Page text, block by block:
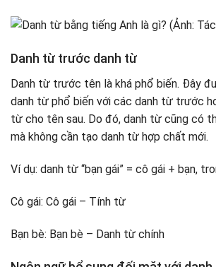
Danh từ trước danh từ
Danh từ trước tên là khá phổ biến. Đây
danh từ phổ biến với các danh từ trước
từ cho tên sau. Do đó, danh từ cũng có
mà không cần tạo danh từ hợp chất mới.
Ví dụ: danh từ “bạn gái” = cô gái + bạn,
Cô gái: Cô gái – Tính từ
Bạn bè: Bạn bè – Danh từ chính